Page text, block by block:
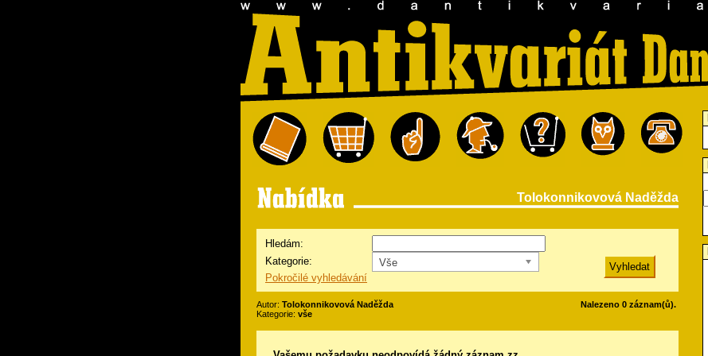
Tolokonnikovová Naděžda
Hledám:
Kategorie:
Vše
Pokročilé vyhledávání
Autor: Tolokonnikovová Naděžda
Kategorie: vše
Nalezeno 0 záznam(ů).